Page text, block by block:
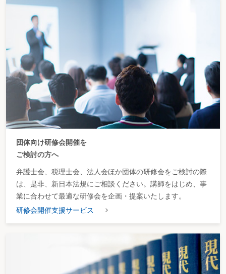
団体向け研修会開催を
ご検討の方へ
弁護士会、税理士会、法人会ほか団体の研修会をご検討の際
は、是非、新日本法規にご相談ください。講師をはじめ、事
業に合わせて最適な研修会を企画・提案いたします。
研修会開催支援サービス